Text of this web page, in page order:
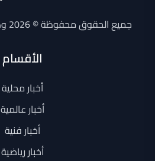
جميع الحقوق محفوظة © 2026 وكالة أنباء سرايا الإخبارية
الأقسام
أخبار محلية
أخبار عالمية
أخبار فنية
أخبار رياضية